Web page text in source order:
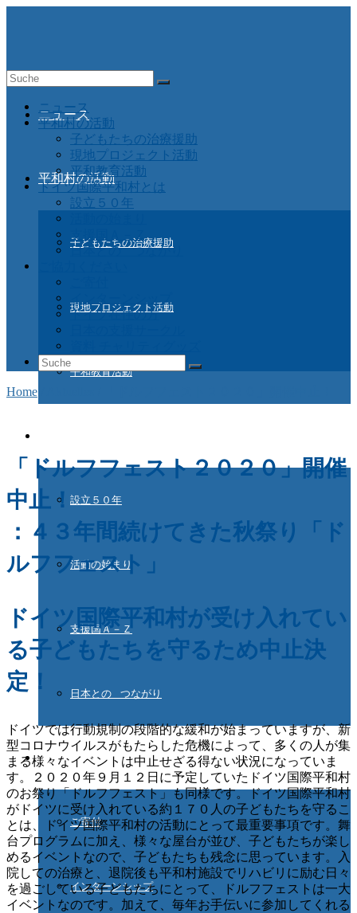
ニュース
平和村の活動
子どもたちの治療援助
現地プロジェクト活動
平和教育活動
設立５０年
活動の始まり
支援国Ａ－Ｚ
日本との つながり
ご協力ください
ご寄付
インターンシップ
Suche
ニュース
平和村の活動
子どもたちの治療援助
現地プロジェクト活動
平和教育活動
ドイツ国際平和村とは
設立５０年
支援国Ａ－Ｚ
日本との つながり
インターンシップ
ドイツ在住の方
Suche
nach:
Home
「ドルフフェスト２０２０」開催
中止！
：４３年間続けてきた秋祭り「ド
ルフフェスト」
ドイツ国際平和村が受け入れてい
る子どもたちを守るため中止決
定！
ドイツでは行動規制の段階的な緩和が始まっていますが、新
型コロナウイルスがもたらした危機によって、多くの人が集
まる様々なイベントは中止せざる得ない状況になっていま
す。２０２０年９月１２日に予定していたドイツ国際平和村
のお祭り「ドルフフェスト」も同様です。ドイツ国際平和村
がドイツに受け入れている約１７０人の子どもたちを守るこ
とは、
ドイツ国際平和村の活動にとって最重要事項です。舞
台プログラムに加え、様々な屋台が並び、子どもたちが楽し
めるイベントなので、子どもたちも残念に思っています。入
院しての治療と、退院後も平和村施設でリハビリに励む日々
を過ごしている子どもたちにとって、ドルフフェストは一大
イベントなのです。加えて、毎年お手伝いに参加してくれる